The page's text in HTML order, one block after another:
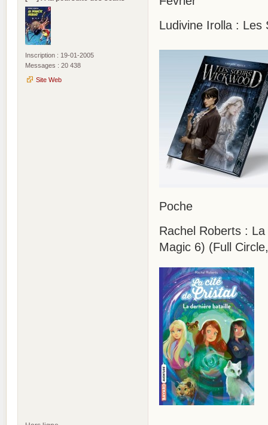
Inscription : 19-01-2005
Messages : 20 438
Site Web
Ludivine Irolla :
Poche
Rachel Roberts :
Magic 6) (Full